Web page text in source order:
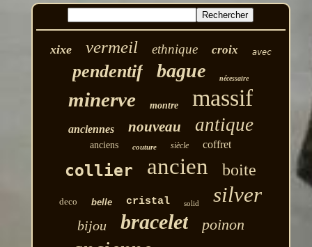
xixe vermeil ethnique croix avec
pendentif bague nécessaire
minerve montre massif
anciennes nouveau antique
anciens couture siècle coffret
collier ancien boite
deco belle cristal solid silver
bijou bracelet poinon